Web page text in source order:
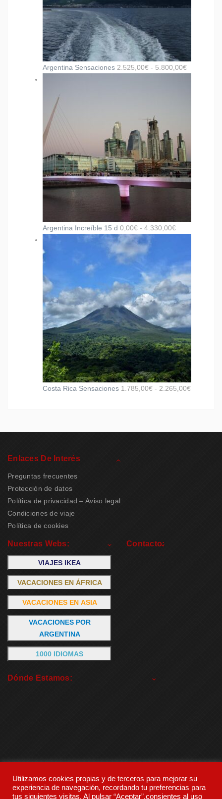
Argentina Sensaciones 2.525,00€ - 5.800,00€
Argentina Increíble 15 d 0,00€ - 4.330,00€
Costa Rica Sensaciones 1.785,00€ - 2.265,00€
Enlaces De Interés
Preguntas frecuentes
Protección de datos
Política de privacidad – Aviso legal
Condiciones de viaje
Política de cookies
Nuestras Webs:
VIAJES IKEA
VACACIONES EN ÁFRICA
VACACIONES EN ASIA
VACACIONES POR
ARGENTINA
1000 IDIOMAS
Contacto:
Dónde Estamos:
Utilizamos cookies propias y de terceros para mejorar su
experiencia de navegación, recordando tu preferencias para
tus siguientes visitas. Al pulsar “Aceptar”,consientes al uso